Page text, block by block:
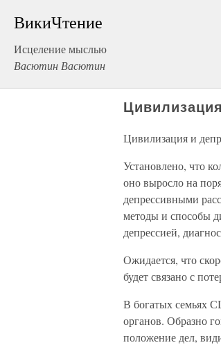
ВикиЧтение
Исцеление мыслью
Васютин Васютин
Цивилизация и
Установлено, что
оно выросло на
депрессивными
методы и способы
депрессией,
Ожидается, что
будет связано с
В богатых семьях
органов. Образно
положение дел,